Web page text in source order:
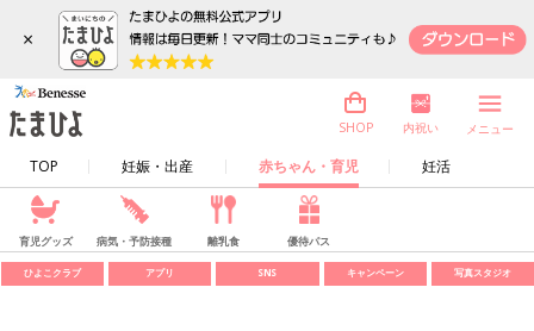
×
TOP 妊娠・出産 赤ちゃん・育児 妊活
SHOP 内祝い メニュー
育児グッズ 病気・予防接種 離乳食 優待パス
ひよこクラブ アプリ SNS キャンペーン 写真スタジオ